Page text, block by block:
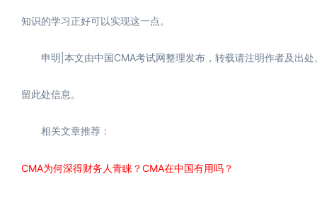
知识的学习正好可以实现这一点。
申明|本文由中国CMA考试网整理发布，转载请注明作者及出处
留此处信息。
相关文章推荐：
CMA为何深得财务人青睐？CMA在中国有用吗？